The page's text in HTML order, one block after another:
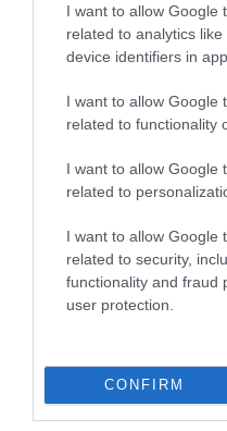
I want to allow Google
related to analytics
device identifiers in
I want to allow Google
related to functionality
I want to allow Google
related to
I want to allow Google
related to security,
functionality and fraud
user protection.
CONFIRM
2026.
2026.
ÖS
2026.